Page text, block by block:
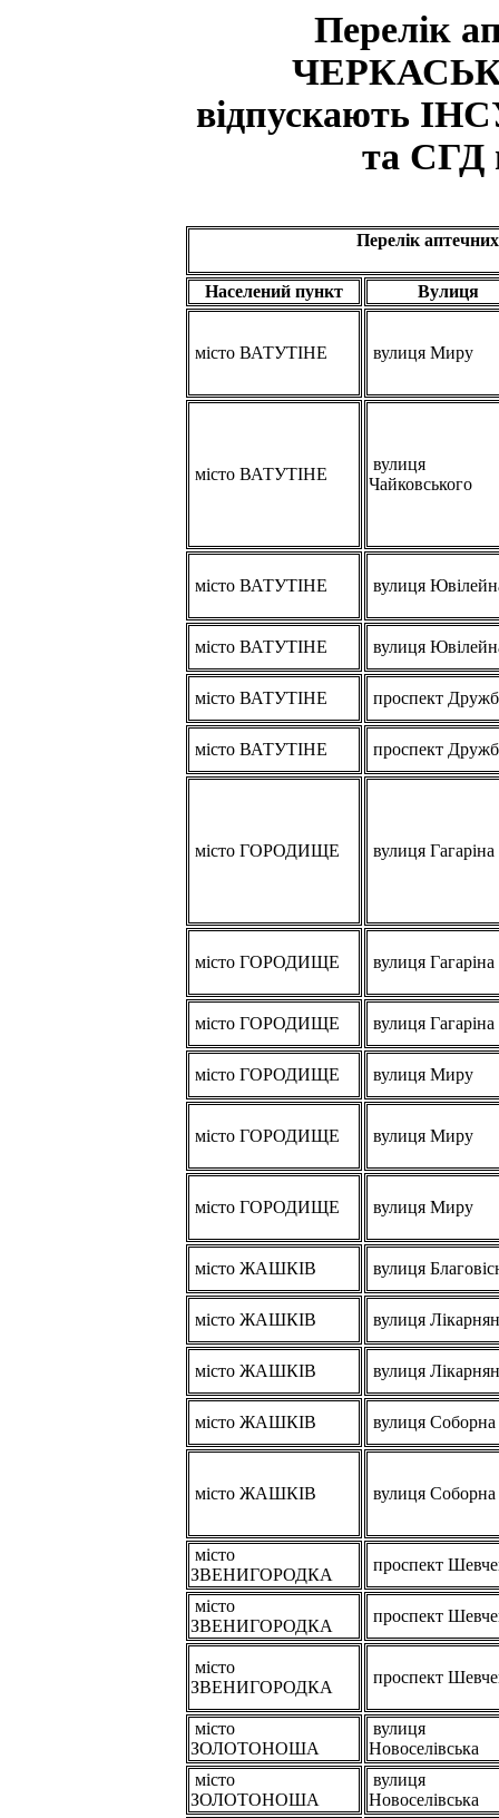
Перелік
відпускають
та СГД
Перелік
Населений пункт Вулиця
місто ВАТУТІНЕ вулиця Миру
місто ВАТУТІНЕ
вулиця
Чайковського
місто ВАТУТІНЕ вулиця
місто ВАТУТІНЕ вулиця
місто ВАТУТІНЕ проспект
місто ВАТУТІНЕ проспект
місто ГОРОДИЩЕ вулиця Гагаріна
місто ГОРОДИЩЕ вулиця Гагаріна
місто ГОРОДИЩЕ вулиця Гагаріна
місто ГОРОДИЩЕ вулиця Миру
місто ГОРОДИЩЕ вулиця Миру
місто ГОРОДИЩЕ вулиця Миру
місто ЖАШКІВ вулиця
місто ЖАШКІВ вулиця
місто ЖАШКІВ вулиця
місто ЖАШКІВ вулиця Соборна
місто ЖАШКІВ вулиця Соборна
місто
ЗВЕНИГОРОДКА
проспект
місто
ЗВЕНИГОРОДКА
проспект
місто
ЗВЕНИГОРОДКА
проспект
місто
ЗОЛОТОНОША
вулиця
Новоселівська
місто
ЗОЛОТОНОША
вулиця
Новоселівська